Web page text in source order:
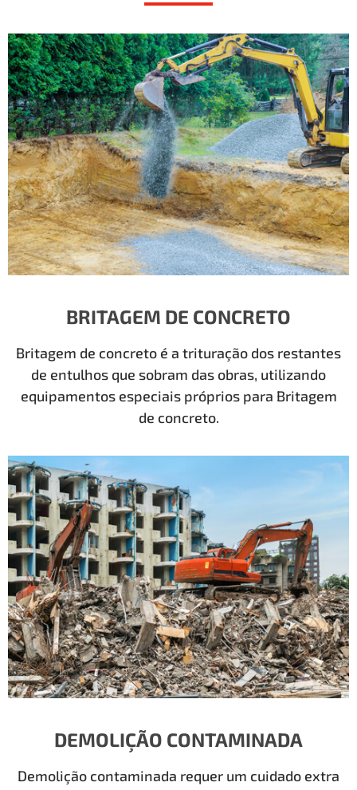
BRITAGEM DE CONCRETO
Britagem de concreto é a trituração dos restantes
de entulhos que sobram das obras, utilizando
equipamentos especiais próprios para Britagem
de concreto.
DEMOLIÇÃO CONTAMINADA
Demolição contaminada requer um cuidado extra